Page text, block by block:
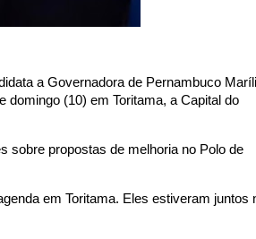
a Governadora de Pernambuco
domingo (10) em Toritama, a Capital do
sobre propostas de melhoria no Polo de
em Toritama. Eles estiveram juntos